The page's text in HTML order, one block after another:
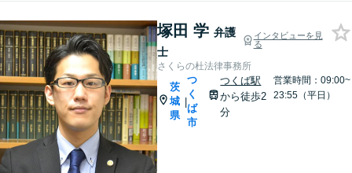
塚田 学 弁護
士
インタビューを見
る
さくらの杜法律事務所
茨
城
県
|
つ
く
ば
市
つくば駅
から徒歩2
分
営業時間：09:00~
23:55（平日）